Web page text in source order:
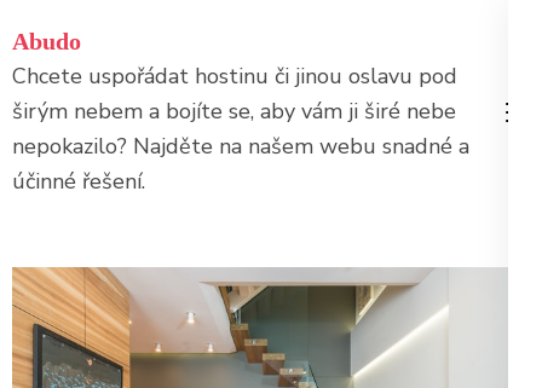
na
obsah
(stiskněte
Enter)
Abudo
Chcete uspořádat hostinu či jinou oslavu pod
širým nebem a bojíte se, aby vám ji širé nebe
nepokazilo? Najděte na našem webu snadné a
účinné řešení.